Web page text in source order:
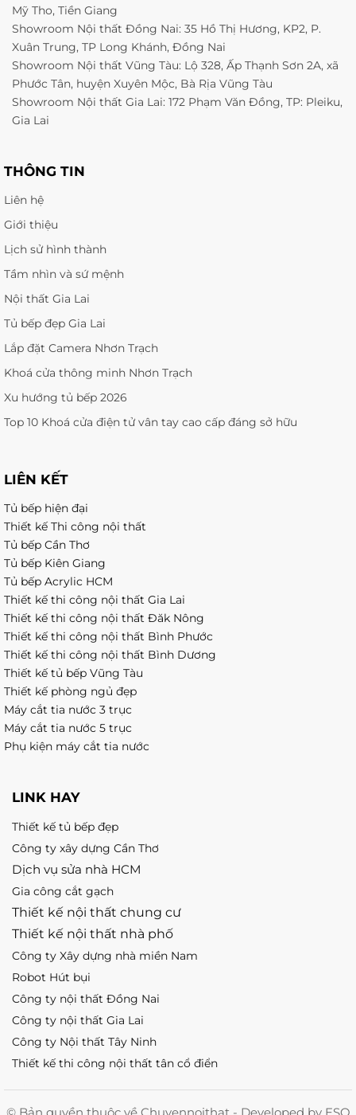
Mỹ Tho, Tiền Giang
Showroom Nội thất Đồng Nai: 35 Hồ Thị Hương, KP2, P.
Xuân Trung, TP Long Khánh, Đồng Nai
Showroom Nội thất Vũng Tàu: Lộ 328, Ấp Thạnh Sơn 2A, xã
Phước Tân, huyện Xuyên Mộc, Bà Rịa Vũng Tàu
Showroom Nội thất Gia Lai: 172 Phạm Văn Đồng, TP: Pleiku,
Gia Lai
THÔNG TIN
Liên hệ
Giới thiệu
Lịch sử hình thành
Tầm nhìn và sứ mệnh
Nội thất Gia Lai
Tủ bếp đẹp Gia Lai
Lắp đặt Camera Nhơn Trạch
Khoá cửa thông minh Nhơn Trạch
Xu hướng tủ bếp 2026
Top 10 Khoá cửa điện tử vân tay cao cấp đáng sở hữu
LIÊN KẾT
Tủ bếp hiện đại
Thiết kế Thi công nội thất
Tủ bếp Cần Thơ
Tủ bếp Kiên Giang
Tủ bếp Acrylic HCM
Thiết kế thi công nội thất Gia Lai
Thiết kế thi công nội thất Đăk Nông
Thiết kế thi công nội thất Bình Phước
Thiết kế thi công nội thất Bình Dương
Thiết kế tủ bếp Vũng Tàu
Thiết kế phòng ngủ đẹp
Máy cắt tia nước 3 trục
Máy cắt tia nước 5 trục
Phụ kiện máy cắt tia nước
LINK HAY
Thiết kế tủ bếp đẹp
Công ty xây dựng Cần Thơ
Dịch vụ sửa nhà HCM
Gia công cắt gạch
Thiết kế nội thất chung cư
Thiết kế nội thất nhà phố
Công ty Xây dựng nhà miền Nam
Robot Hút bụi
Công ty nội thất Đồng Nai
Công ty nội thất Gia Lai
Công ty Nội thất Tây Ninh
Thiết kế thi công nội thất tân cổ điển